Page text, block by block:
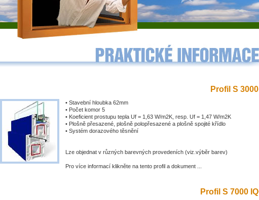
Profil S 3000
• Stavební hloubka 62mm
• Počet komor 5
• Koeficient prostupu tepla Uf = 1,63 W/m2K, resp. Uf = 1,47 W/m2K
• Plošně přesazené, plošně polopřesazené a plošně spojité křídlo
• Systém dorazového těsnění
Lze objednat v různých barevných provedeních (viz.výběr barev)
Pro více informací klikněte na tento profil a dokument ...
Profil S 7000 IQ